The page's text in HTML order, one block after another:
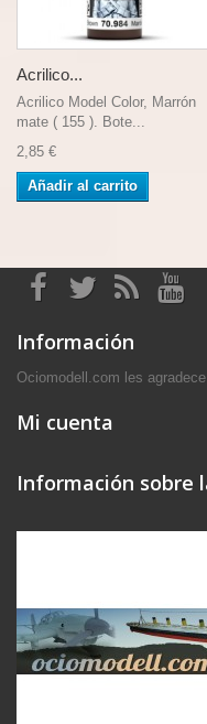
Acrilico...
Acrilico Model Color, Marrón
mate ( 155 ). Bote...
2,85 €
Añadir al carrito
Información
Ociomodell.com les
Mi cuenta
Información sobre